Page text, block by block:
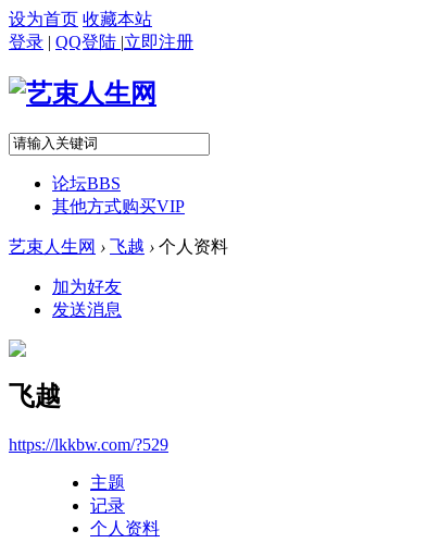
设为首页 收藏本站
登录 | QQ登陆 |立即注册
论坛BBS
其他方式购买VIP
艺束人生网 › 飞越 › 个人资料
加为好友
发送消息
飞越
https://lkkbw.com/?529
主题
记录
个人资料